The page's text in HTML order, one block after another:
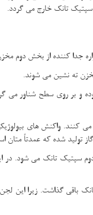
سپتیک تانک خارج می گردد.
سپتیک جدا شده است، حجمی
ته نشین می شوند.
و بر روی سطح شناور
واکنش های
شده که عمدتاً متان
سپتیک تانک می شود.
گذاشت. زیرا این